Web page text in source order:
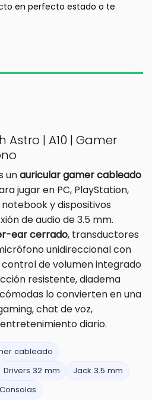
en perfecto estado o te
Astro | A10 | Gamer
unauricular gamer cableado
jugar en PC, PlayStation,
y dispositivos
de audio de 3.5 mm.
ear cerrado, transductores
unidireccional con
control de volumen integrado
resistente, diadema
lo convierten en una
chat de voz,
diario.
cableado
Drivers 32 mm
Jack 3.5 mm